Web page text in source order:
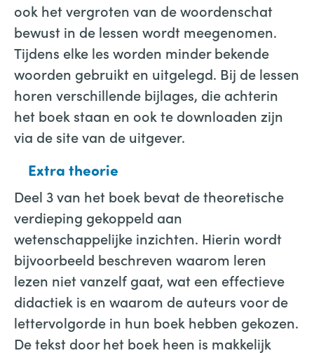
ook het vergroten van de woordenschat
bewust in de lessen wordt meegenomen.
Tijdens elke les worden minder bekende
woorden gebruikt en uitgelegd. Bij de lessen
horen verschillende bijlages, die achterin
het boek staan en ook te downloaden zijn
via de site van de uitgever.
Extra theorie
Deel 3 van het boek bevat de theoretische
verdieping gekoppeld aan
wetenschappelijke inzichten. Hierin wordt
bijvoorbeeld beschreven waarom leren
lezen niet vanzelf gaat, wat een effectieve
didactiek is en waarom de auteurs voor de
lettervolgorde in hun boek hebben gekozen.
De tekst door het boek heen is makkelijk